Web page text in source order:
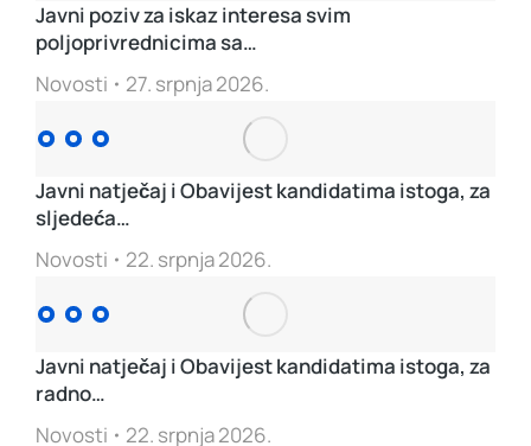
Javni poziv za iskaz interesa svim
poljoprivrednicima sa…
Novosti
27. srpnja 2026.
Javni natječaj i Obavijest kandidatima istoga, za
sljedeća…
Novosti
22. srpnja 2026.
Javni natječaj i Obavijest kandidatima istoga, za
radno…
Novosti
22. srpnja 2026.